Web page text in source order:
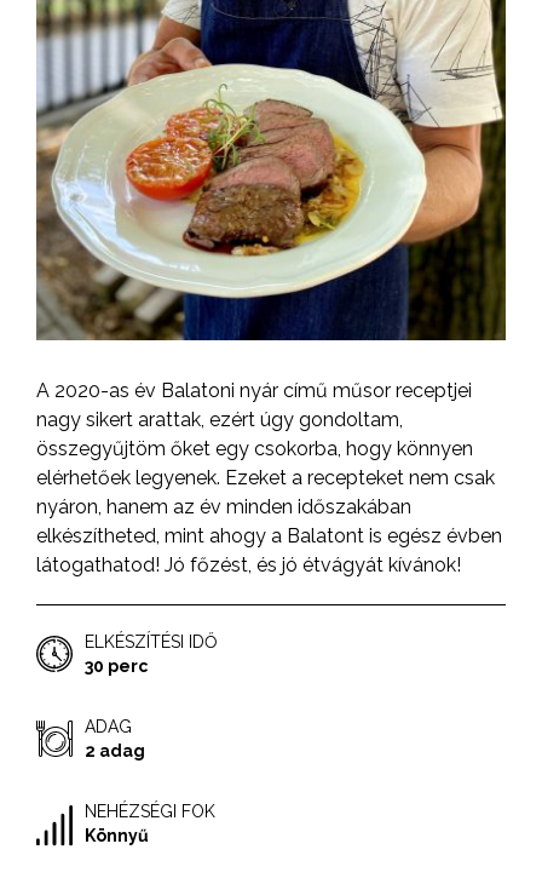
A 2020-as év Balatoni nyár című műsor receptjei
nagy sikert arattak, ezért úgy gondoltam,
összegyűjtöm őket egy csokorba, hogy könnyen
elérhetőek legyenek. Ezeket a recepteket nem csak
nyáron, hanem az év minden időszakában
elkészítheted, mint ahogy a Balatont is egész évben
látogathatod! Jó főzést, és jó étvágyát kívánok!
ELKÉSZÍTÉSI IDŐ
30 perc
ADAG
2 adag
NEHÉZSÉGI FOK
Könnyű